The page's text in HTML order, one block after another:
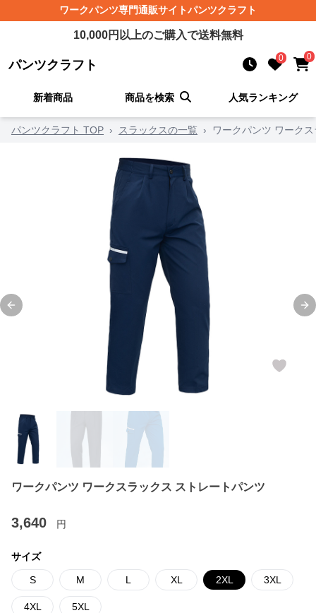
ワークパンツ専門通販サイトパンツクラフト
10,000円以上のご購入で送料無料
パンツクラフト 0 0
新着商品 商品を検索 人気ランキング
パンツクラフト TOP › スラックスの一覧 › ワークパンツ ワーク
Previous slide
ワークパンツ ワークスラックス ストレートパンツ
3,640 円
サイズ
S M L XL 2XL 3XL
4XL 5XL